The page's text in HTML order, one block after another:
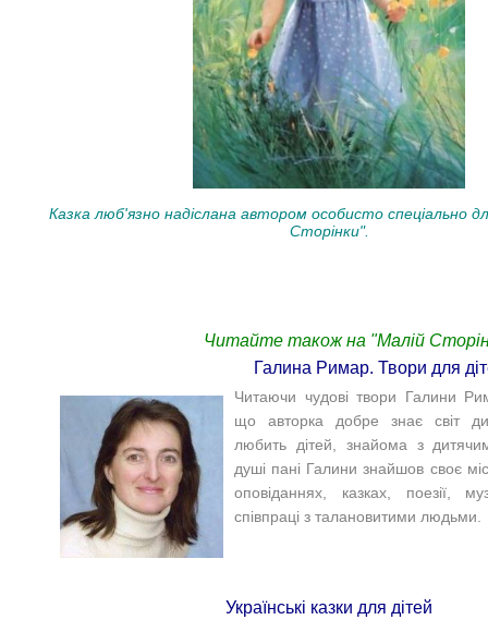
Казка люб'язно надіслана автором особисто спеціально
Сторінки".
Читайте також на "Малій
Галина Римар. Твори для
Читаючи чудові твори Галини
що авторка добре знає світ
любить дітей, знайома з
душі пані Галини знайшов своє
оповіданнях, казках, поезії,
співпраці з талановитими людьми.
Українські казки для дітей